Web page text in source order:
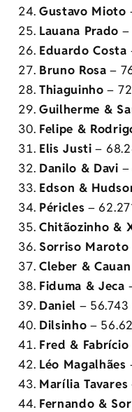
Gustavo Mioto
Lauana Prado –
Eduardo Costa
Bruno Rosa –
Thiaguinho –
Guilherme &
Felipe &
Elis Justi –
Danilo & Davi –
Edson &
Péricles –
Chitãozinho &
Sorriso Maroto
Cleber & Cauan
Fiduma & Jeca
Daniel – 56.743
Dilsinho –
Fred & Fabrício
Léo Magalhães
Marília Tavares
Fernando &